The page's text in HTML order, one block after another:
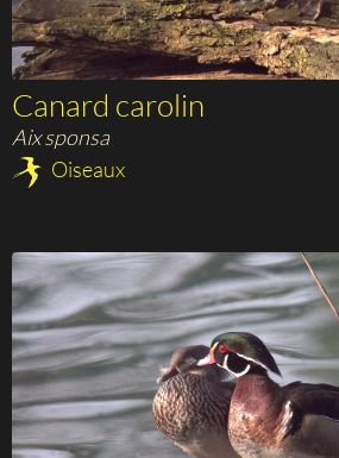
Canard carolin
Aix sponsa
Oiseaux